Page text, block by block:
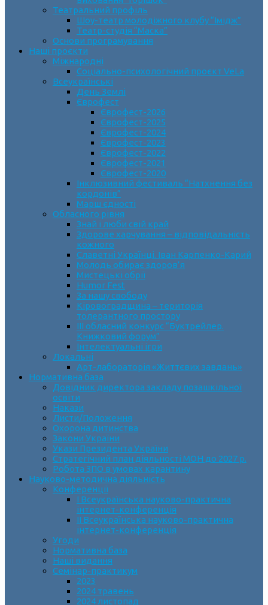
Театральний профіль
Шоу-театр молодіжного клубу “Імідж”
Театр-студія “Маска”
Основи програмування
Наші проєкти
Міжнародні
Соціально-психологічний проєкт VeLa
Всеукраїнські
День Землі
Єврофест
Єврофест-2026
Єврофест-2025
Єврофест-2024
Єврофест-2023
Єврофест-2022
Єврофест-2021
Єврофест-2020
Інклюзивний фестиваль “Натхнення без
кордонів”
Марш єдності
Обласного рівня
Знай і люби свій край
Здорове харчування – відповідальність
кожного
Славетні Українці. Іван Карпенко-Карий
Молодь обирає здоров’я
Мистецькі обрії
Humor Fest
За нашу свободу
Кіровоградщина – територія
толерантного простору
ІII обласний конкурс “Буктрейлер.
Книжковий форум”
Інтелектуальні ігри
Локальні
Арт-лабораторія «Життєвих завдань»
Нормативна база
Довідник директора закладу позашкільної
освіти
Накази
Листи/Положення
Охорона дитинства
Закони України
Укази Президента України
Стратегічний план діяльності МОН до 2027 р.
Робота ЗПО в умовах карантину
Науково-методична діяльність
Конференції
І Всеукраїнська науково-практична
інтернет-конференція
ІІ Всеукраїнська науково-практична
інтернет-конференція
Угоди
Нормативна база
Наші видання
Семінар-практикум
2023
2024 травень
2024 листопад